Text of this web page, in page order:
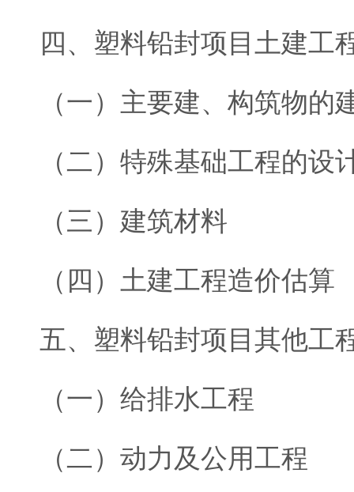
四、塑料铅封项目土建工
（一）主要建、构筑物的
（二）特殊基础工程的设
（三）建筑材料
（四）土建工程造价估算
五、塑料铅封项目其他工
（一）给排水工程
（二）动力及公用工程